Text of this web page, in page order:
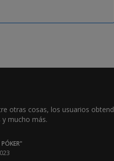
otras cosas, los usuarios
mucho más.